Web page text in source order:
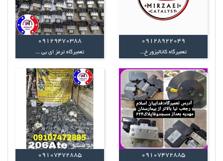
09128922049
تعمیرگاه کاتالیزور خ...
09129470388
تعمیرگاه ترمز ای بی ...
09107472885
09107472885